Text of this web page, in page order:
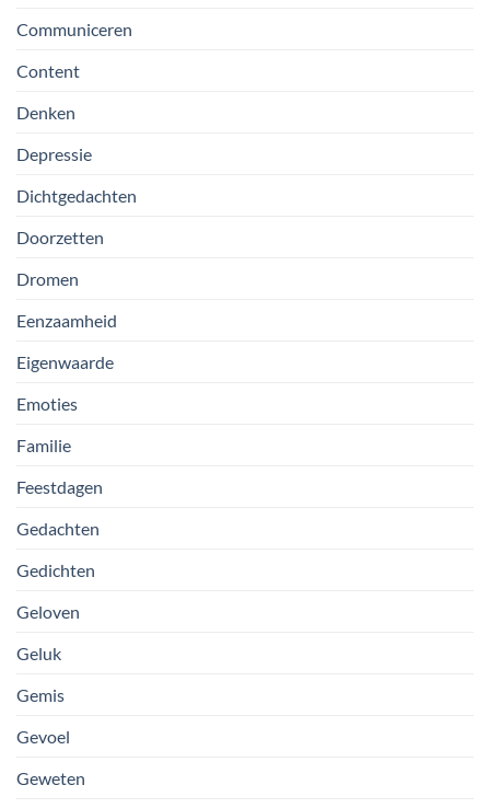
Communiceren
Content
Denken
Depressie
Dichtgedachten
Doorzetten
Dromen
Eenzaamheid
Eigenwaarde
Emoties
Familie
Feestdagen
Gedachten
Gedichten
Geloven
Geluk
Gemis
Gevoel
Geweten